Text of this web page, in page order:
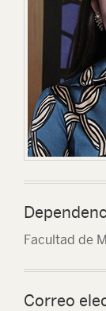
Facultad de
Correo